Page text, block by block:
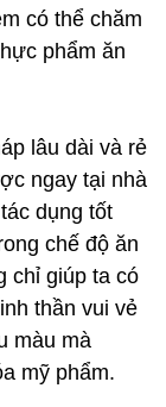
có thể chăm
phẩm ăn
lâu dài và rẻ
ngay tại nhà
dụng tốt
chế độ ăn
chỉ giúp ta có
thần vui vẻ
màu mà
mỹ phẩm.